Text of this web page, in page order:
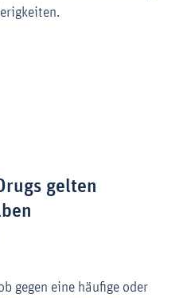
gelten
gegen eine häufige oder